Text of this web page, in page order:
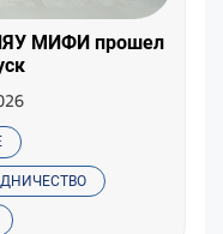
МИФИ прошел